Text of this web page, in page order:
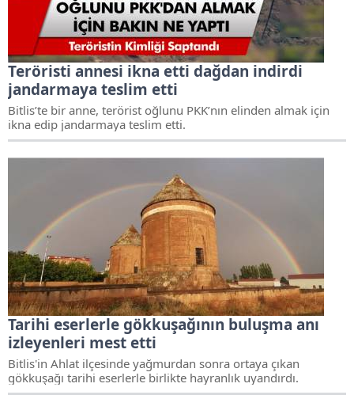
Teröristi annesi ikna etti dağdan indirdi
jandarmaya teslim etti
Bitlis’te bir anne, terörist oğlunu PKK’nın elinden almak için
ikna edip jandarmaya teslim etti.
Tarihi eserlerle gökkuşağının buluşma anı
izleyenleri mest etti
Bitlis'in Ahlat ilçesinde yağmurdan sonra ortaya çıkan
gökkuşağı tarihi eserlerle birlikte hayranlık uyandırdı.